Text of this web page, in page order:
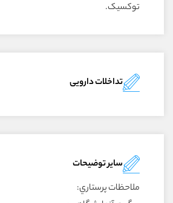
توکسيک.
تداخلات دارویی
سایر توضیحات
ملاحظات پرستاري: